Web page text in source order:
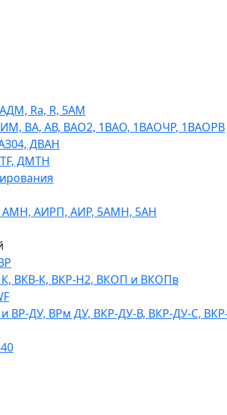
Ra, R, 5AM
ВА, АВ, ВАO2, 1ВАО, 1ВАОЧР, 1ВАОРВ
ДВАН
ДМТН
АМН, АИРП, АИР, 5АМН, 5АН
ВКВ-К, ВКР-Н2, ВКОП и ВКОПв
ВР-ДУ, ВРм ДУ, ВКР-ДУ-В, ВКР-ДУ-С,